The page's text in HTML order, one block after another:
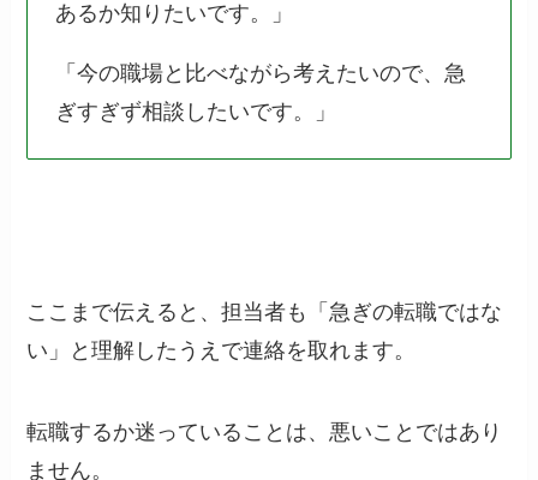
あるか知りたいです。」
「今の職場と比べながら考えたいので、急
ぎすぎず相談したいです。」
ここまで伝えると、担当者も「急ぎの転職ではな
い」と理解したうえで連絡を取れます。
転職するか迷っていることは、悪いことではあり
ません。